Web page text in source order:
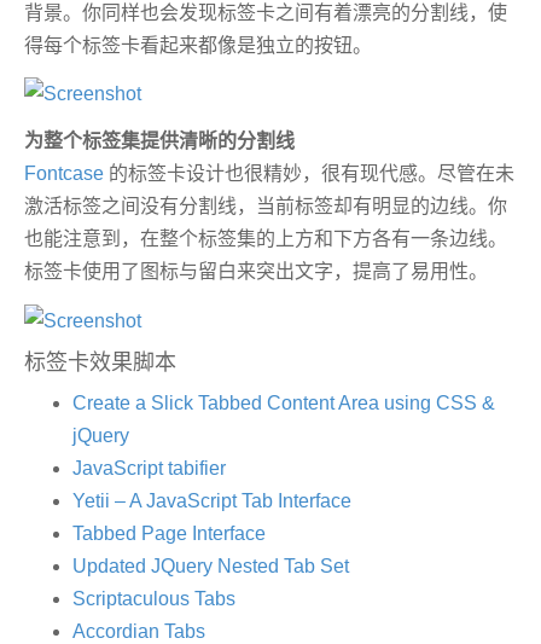
背景。你同样也会发现标签卡之间有着漂亮的分割线，使
得每个标签卡看起来都像是独立的按钮。
为整个标签集提供清晰的分割线
Fontcase 的标签卡设计也很精妙，很有现代感。尽管在未
激活标签之间没有分割线，当前标签却有明显的边线。你
也能注意到，在整个标签集的上方和下方各有一条边线。
标签卡使用了图标与留白来突出文字，提高了易用性。
标签卡效果脚本
Create a Slick Tabbed Content Area using CSS &
jQuery
JavaScript tabifier
Yetii – A JavaScript Tab Interface
Tabbed Page Interface
Updated JQuery Nested Tab Set
Scriptaculous Tabs
Accordian Tabs